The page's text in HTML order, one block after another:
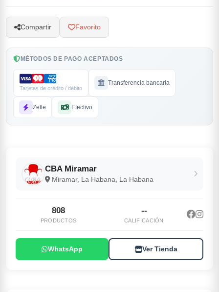
Compartir Favorito
MÉTODOS DE PAGO ACEPTADOS
Tarjetas de crédito / débito
Transferencia bancaria
Zelle Efectivo
CBA Miramar
Miramar, La Habana, La Habana
808
PRODUCTOS
--
CALIFICACIÓN
WhatsApp Ver Tienda